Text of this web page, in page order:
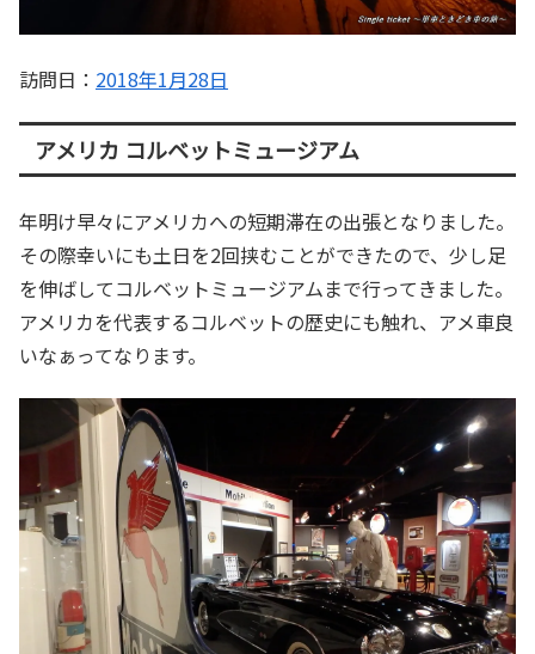
訪問日： 2018年1月28日
アメリカ コルベットミュージアム
年明け早々にアメリカへの短期滞在の出張となりました。
その際幸いにも土日を2回挟むことができたので、少し足
を伸ばしてコルベットミュージアムまで行ってきました。
アメリカを代表するコルベットの歴史にも触れ、アメ車良
いなぁってなります。